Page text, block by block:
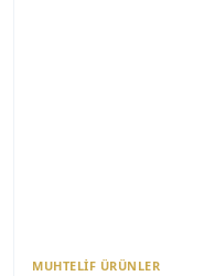
MUHTELIF ÜRÜNLER